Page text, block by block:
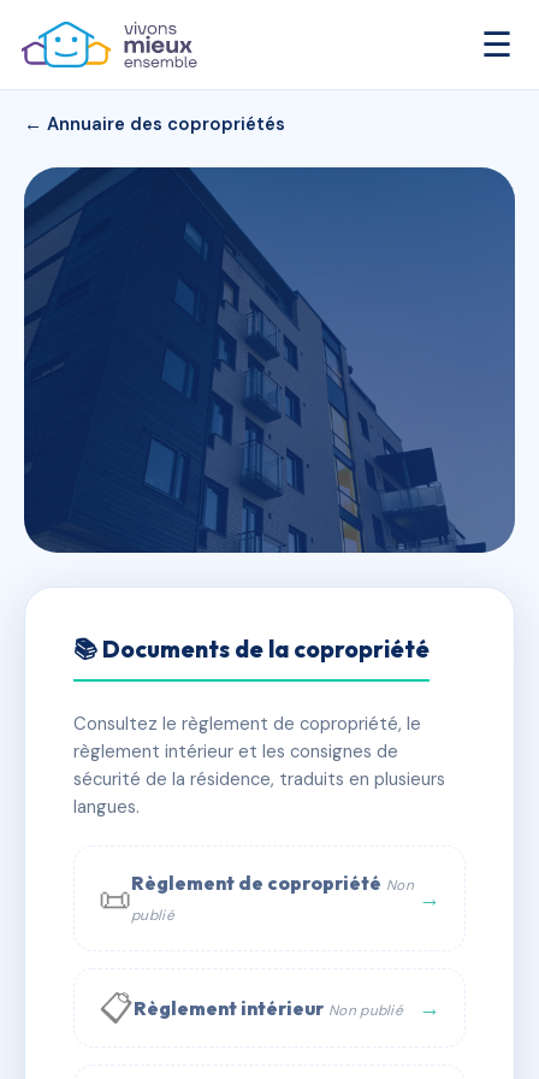
☰
← Annuaire des copropriétés
27 RUE MICHEL LE COMTE
✓ Immatriculée 🏠 33 lots 🏗 1 bâtiment(s)
📞 Contacter Syndic Digital
📚 Documents de la copropriété
Consultez le règlement de copropriété, le
règlement intérieur et les consignes de
sécurité de la résidence, traduits en plusieurs
langues.
📜Règlement de copropriété Non
publié
→
📋Règlement intérieur Non publié →